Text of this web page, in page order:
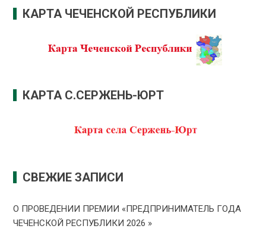
КАРТА ЧЕЧЕНСКОЙ РЕСПУБЛИКИ
КАРТА С.СЕРЖЕНЬ-ЮРТ
СВЕЖИЕ ЗАПИСИ
О ПРОВЕДЕНИИ ПРЕMИИ «ПРЕДПРИНИМАТЕЛЬ ГОДА
ЧЕЧЕНСКОЙ РЕСПУБЛИКИ 2026 »